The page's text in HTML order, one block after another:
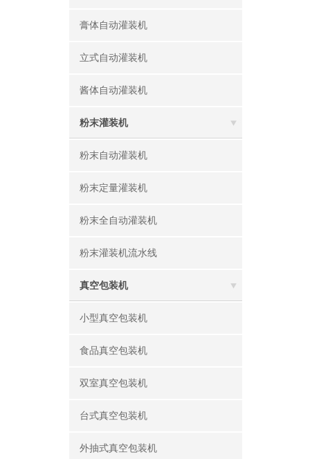
膏体自动灌装机
立式自动灌装机
酱体自动灌装机
粉末灌装机
粉末自动灌装机
粉末定量灌装机
粉末全自动灌装机
粉末灌装机流水线
真空包装机
小型真空包装机
食品真空包装机
双室真空包装机
台式真空包装机
外抽式真空包装机